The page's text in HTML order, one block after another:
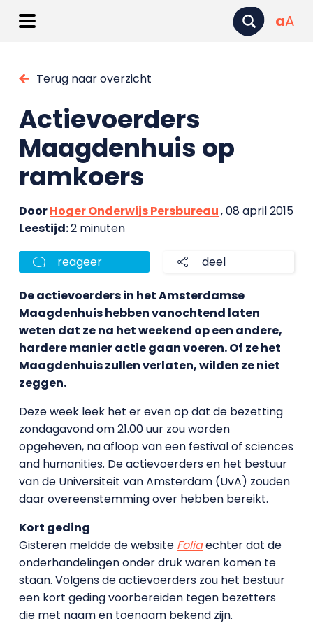
aA
Terug naar overzicht
Actievoerders
Maagdenhuis op
ramkoers
DoorHoger Onderwijs Persbureau, 08 april 2015
Leestijd:2 minuten
reageer deel
De actievoerders in het Amsterdamse
Maagdenhuis hebben vanochtend laten
weten dat ze na het weekend op een andere,
hardere manier actie gaan voeren. Of ze het
Maagdenhuis zullen verlaten, wilden ze niet
zeggen.
Deze week leek het er even op dat de bezetting
zondagavond om 21.00 uur zou worden
opgeheven, na afloop van een festival of sciences
and humanities. De actievoerders en het bestuur
van de Universiteit van Amsterdam (UvA) zouden
daar overeenstemming over hebben bereikt.
Kort geding
Gisteren meldde de website Foliaechter dat de
onderhandelingen onder druk waren komen te
staan. Volgens de actievoerders zou het bestuur
een kort geding voorbereiden tegen bezetters
die met naam en toenaam bekend zijn.